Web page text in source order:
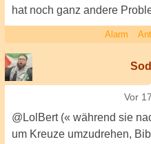
hat noch ganz andere
Alarm
Vor
@LolBert (« während sie
um Kreuze umzudrehen,